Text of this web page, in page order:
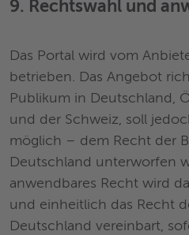
9. Rechtswahl und
Das Portal wird vom
betrieben. Das Angebot
Publikum in Deutschland,
und der Schweiz, soll
möglich – dem Recht der
Deutschland unterworfen
anwendbares Recht wird
und einheitlich das Recht
Deutschland vereinbart,